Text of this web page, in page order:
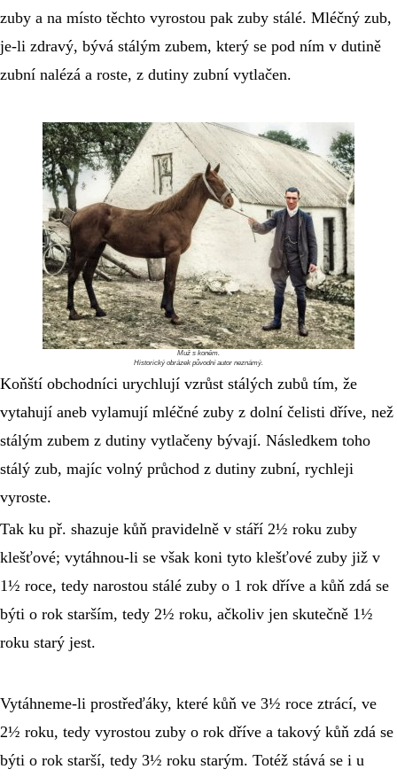
zuby a na místo těchto vyrostou pak zuby stálé. Mléčný zub,
je-li zdravý, bývá stálým zubem, který se pod ním v dutině
zubní nalézá a roste, z dutiny zubní vytlačen.
Muž s koněm.
Historický obrázek původní autor neznámý.
Koňští obchodníci urychlují vzrůst stálých zubů tím, že
vytahují aneb vylamují mléčné zuby z dolní čelisti dříve, než
stálým zubem z dutiny vytlačeny bývají. Následkem toho
stálý zub, majíc volný průchod z dutiny zubní, rychleji
vyroste.
Tak ku př. shazuje kůň pravidelně v stáří 2½ roku zuby
klešťové; vytáhnou-li se však koni tyto klešťové zuby již v
1½ roce, tedy narostou stálé zuby o 1 rok dříve a kůň zdá se
býti o rok starším, tedy 2½ roku, ačkoliv jen skutečně 1½
roku starý jest.
Vytáhneme-li prostřeďáky, které kůň ve 3½ roce ztrácí, ve
2½ roku, tedy vyrostou zuby o rok dříve a takový kůň zdá se
býti o rok starší, tedy 3½ roku starým. Totéž stává se i u